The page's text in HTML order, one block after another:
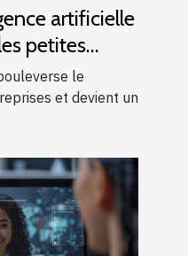
artificielle
petites
le
et devient un